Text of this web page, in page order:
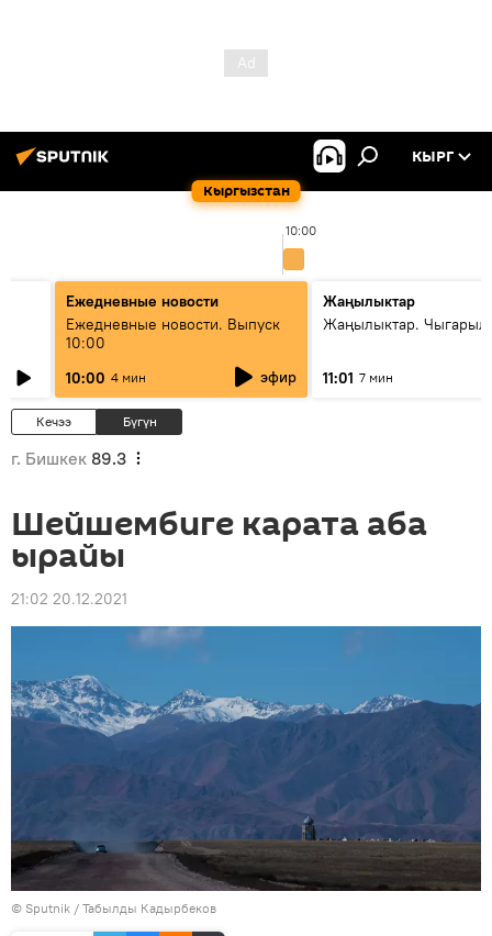
Кыргызстан
КЫРГ
10:00
Ежедневные новости
Ежедневные новости. Выпуск
10:00
10:00 4 мин эфир
Жаңылыктар
Жаңылыктар.
11:01 7 мин
Кечээ Бүгүн
г. Бишкек 89.3
Шейшембиге карата аба
ырайы
21:02 20.12.2021
© Sputnik / Табылды Кадырбеков